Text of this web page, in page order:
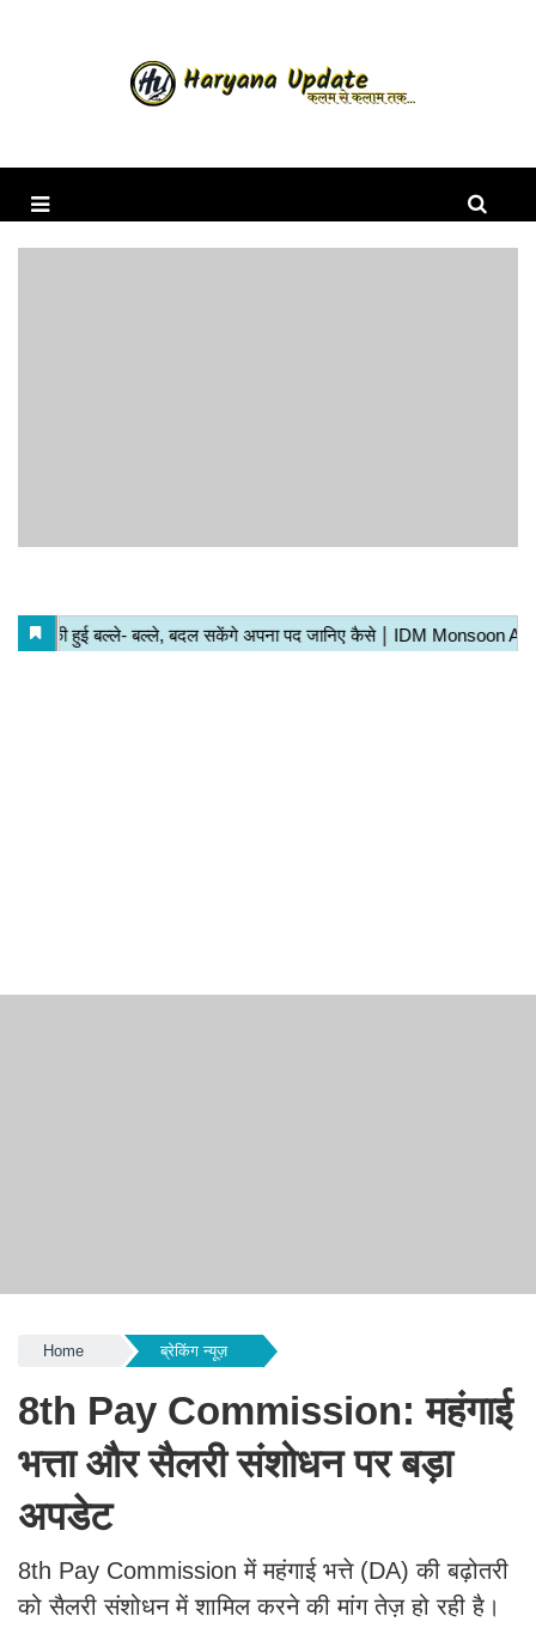
Home ब्रेकिंग न्यूज़
8th Pay Commission: महंगाई
भत्ता और सैलरी संशोधन पर बड़ा
अपडेट
8th Pay Commission में महंगाई भत्ते (DA) की बढ़ोतरी
को सैलरी संशोधन में शामिल करने की मांग तेज़ हो रही है।